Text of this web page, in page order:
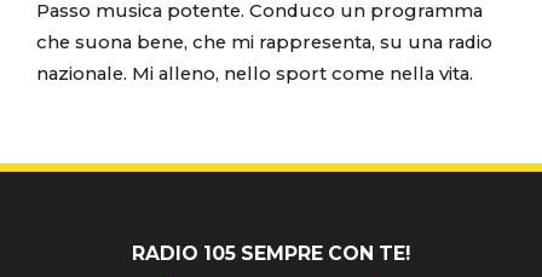
Passo musica potente. Conduco un programma
che suona bene, che mi rappresenta, su una radio
nazionale. Mi alleno, nello sport come nella vita.
RADIO 105 SEMPRE CON TE!